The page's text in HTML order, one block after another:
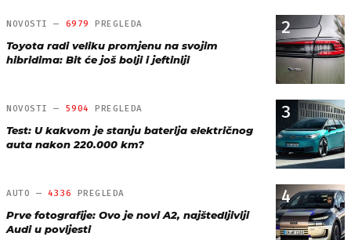
2
NOVOSTI — 6979 PREGLEDA
Toyota radi veliku promjenu na svojim
hibridima: Bit će još bolji i jeftiniji
3
NOVOSTI — 5904 PREGLEDA
Test: U kakvom je stanju baterija električnog
auta nakon 220.000 km?
4
AUTO — 4336 PREGLEDA
Prve fotografije: Ovo je novi A2, najštedljiviji
Audi u povijesti